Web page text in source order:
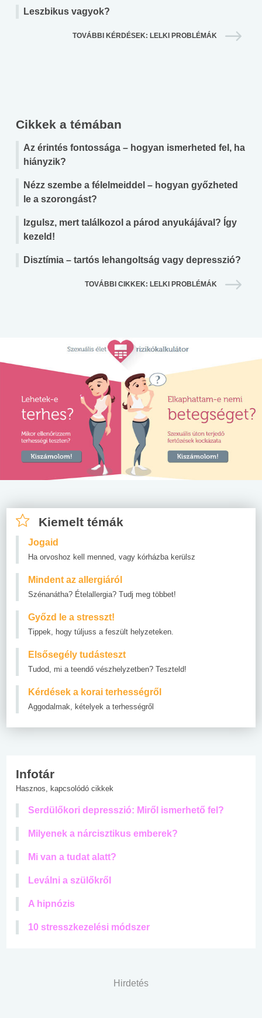
Leszbikus vagyok?
TOVÁBBI KÉRDÉSEK: LELKI PROBLÉMÁK
Cikkek a témában
Az érintés fontossága – hogyan ismerheted fel, ha
hiányzik?
Nézz szembe a félelmeiddel – hogyan győzheted
le a szorongást?
Izgulsz, mert találkozol a párod anyukájával? Így
kezeld!
Disztímia – tartós lehangoltság vagy depresszió?
TOVÁBBI CIKKEK: LELKI PROBLÉMÁK
Kiemelt témák
Jogaid
Ha orvoshoz kell menned, vagy kórházba kerülsz
Mindent az allergiáról
Szénanátha? Ételallergia? Tudj meg többet!
Győzd le a stresszt!
Tippek, hogy túljuss a feszült helyzeteken.
Elsősegély tudásteszt
Tudod, mi a teendő vészhelyzetben? Teszteld!
Kérdések a korai terhességről
Aggodalmak, kételyek a terhességről
Infotár
Hasznos, kapcsolódó cikkek
Serdülőkori depresszió: Miről ismerhető fel?
Milyenek a nárcisztikus emberek?
Mi van a tudat alatt?
Leválni a szülőkről
A hipnózis
10 stresszkezelési módszer
Hirdetés